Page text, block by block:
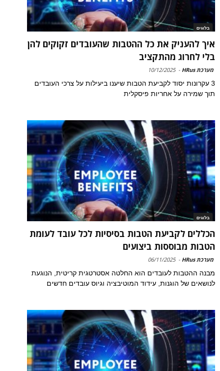
בלוגים
איך להעניק את כל ההטבות שהעובדים זקוקים להן
בלי לחרוג מהתקציב
מערכת HRus -
10/12/2025
3 עקרונות יסוד לקביעת הטבות שיענו ביעילות על צרכי העובדים
תוך שמירה על אחריות פיסקלית
בלוגים
הכללים לקביעת הטבות בסיסיות לכל עובד לעומת
הטבות מבוססות ביצועים
מערכת HRus -
06/11/2025
מבנה ההטבות לעובדים הוא החלטה אסטרטגית קריטית, הנוגעת
לנושאים של הוגנות, עידוד המוטיבציה וגיוס עובדים חדשים